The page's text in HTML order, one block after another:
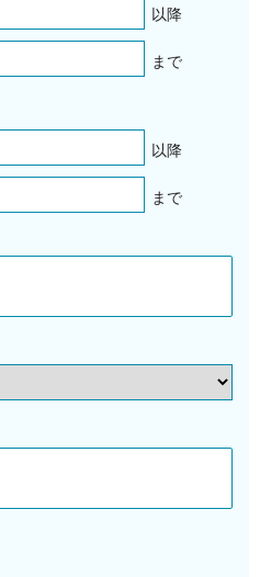
以降
まで
以降
まで